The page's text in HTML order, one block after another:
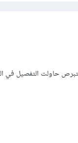
حاولت التفصيل في